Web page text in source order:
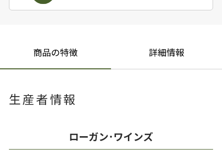
商品の特徴 詳細情報
生産者情報
ローガン･ワインズ